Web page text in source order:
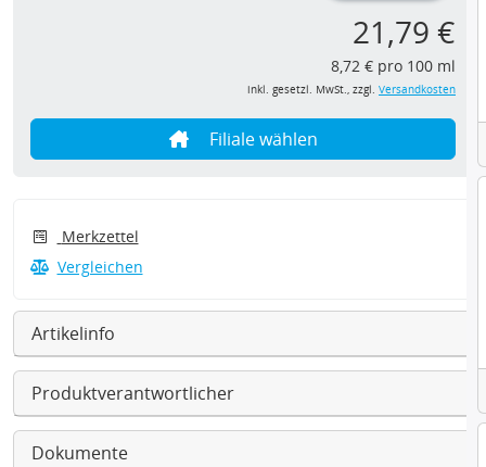
21,79 €
8,72 € pro 100 ml
inkl. gesetzl. MwSt., zzgl. Versandkosten
Filiale wählen
Merkzettel
Vergleichen
Artikelinfo
Produktverantwortlicher
Dokumente